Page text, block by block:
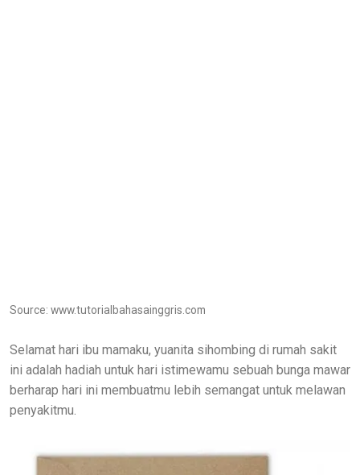
Source: www.tutorialbahasainggris.com
Selamat hari ibu mamaku, yuanita sihombing di rumah sakit
ini adalah hadiah untuk hari istimewamu sebuah bunga mawar
berharap hari ini membuatmu lebih semangat untuk melawan
penyakitmu.